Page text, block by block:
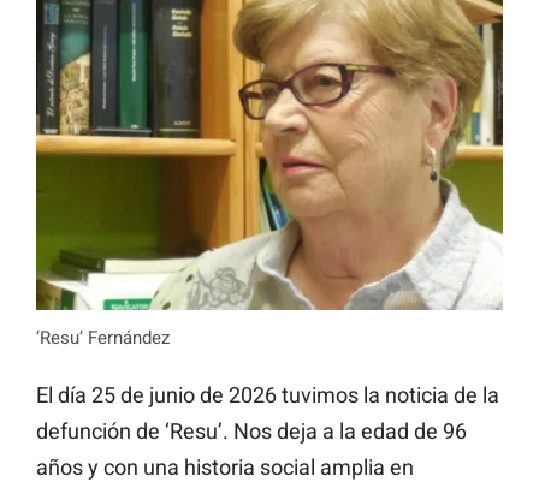
‘Resu’ Fernández
El día 25 de junio de 2026 tuvimos la noticia de la
defunción de ‘Resu’. Nos deja a la edad de 96
años y con una historia social amplia en